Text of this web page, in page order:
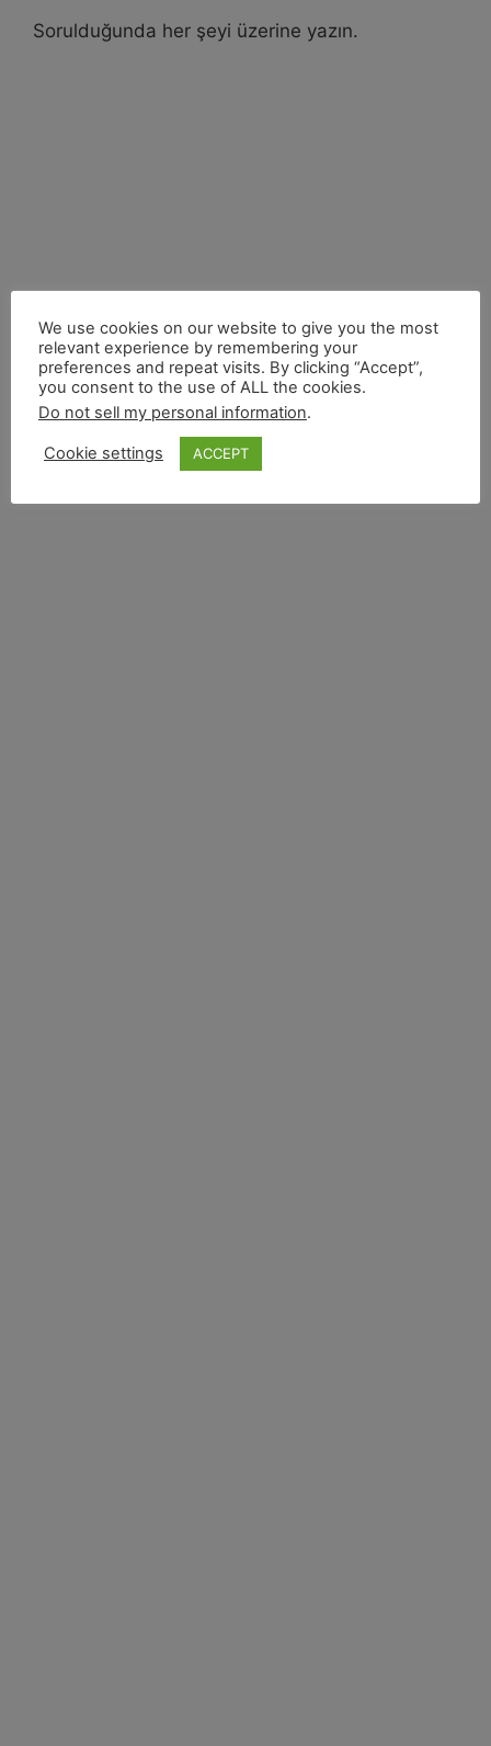
Sorulduğunda her şeyi üzerine yazın.
We use cookies on our website to give you the most
relevant experience by remembering your
preferences and repeat visits. By clicking “Accept”,
you consent to the use of ALL the cookies.
Do not sell my personal information.
Cookie settings ACCEPT